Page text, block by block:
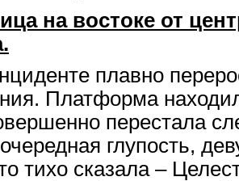
на востоке от
плавно
Платформа
перестала
глупость,
тихо сказала –